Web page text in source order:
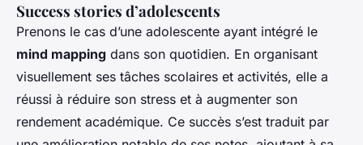
Success stories d’adolescents
Prenons le cas d’une adolescente ayant intégré le
mind mapping dans son quotidien. En organisant
visuellement ses tâches scolaires et activités, elle a
réussi à réduire son stress et à augmenter son
rendement académique. Ce succès s’est traduit par